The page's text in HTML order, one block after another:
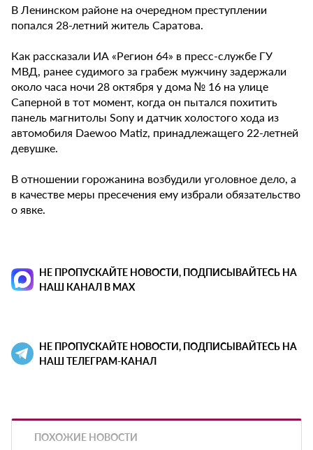
В Ленинском районе на очередном преступлении
попался 28-летний житель Саратова.
Как рассказали ИА «Регион 64» в пресс-службе ГУ
МВД, ранее судимого за грабеж мужчину задержали
около часа ночи 28 октября у дома № 16 на улице
Саперной в тот момент, когда он пытался похитить
панель магнитолы Sony и датчик холостого хода из
автомобиля Daewoo Matiz, принадлежащего 22-летней
девушке.
В отношении горожанина возбудили уголовное дело, а
в качестве меры пресечения ему избрали обязательство
о явке.
НЕ ПРОПУСКАЙТЕ НОВОСТИ, ПОДПИСЫВАЙТЕСЬ НА
НАШ КАНАЛ В MAX
НЕ ПРОПУСКАЙТЕ НОВОСТИ, ПОДПИСЫВАЙТЕСЬ НА
НАШ ТЕЛЕГРАМ-КАНАЛ
ПОХОЖИЕ НОВОСТИ